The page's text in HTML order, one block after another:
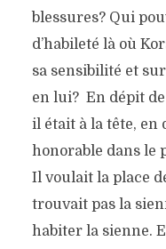
blessures? Qui
d’habileté là où
sa sensibilité et
en lui? En dépit
il était à la tête, en
honorable dans le
Il voulait la place
trouvait pas la
habiter la sienne.